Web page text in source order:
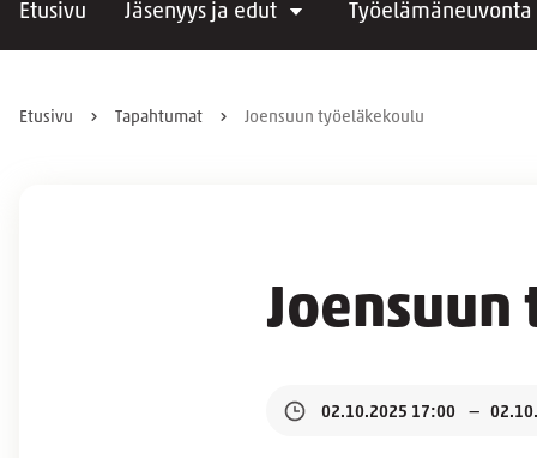
Etusivu Jäsenyys ja edut Työelämäneuvonta
Etusivu Tapahtumat Joensuun työeläkekoulu
02.10.2025 17:00